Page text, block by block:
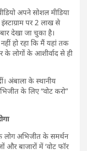
अपने सोशल मीडिया
पर 2 लाख से
देखा जा चुका है।
हो रहा कि मैं यहां तक
के लोगों के आशीर्वाद से ही
अंबाला के स्थानीय
के लिए “वोट करो”
लोग अभिजीत के समर्थन
बाजारों में ‘वोट फॉर